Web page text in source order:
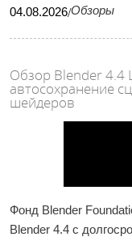
04.08.2026/Обзоры
Обзор Blender 4.4
автосохранение
шейдеров
Фонд Blender
Blender 4.4 с